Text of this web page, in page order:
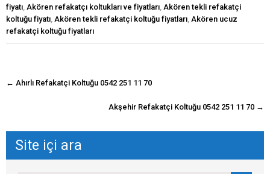
fiyatı Akören refakatçı koltukları ve fiyatları Akören tekli refakatçi
koltuğu fiyatı Akören tekli refakatçi koltuğu fiyatları Akören ucuz
refakatçi koltuğu fiyatları
navigasyon
← Ahırlı Refakatçi Koltuğu 0542 251 11 70
Akşehir Refakatçi Koltuğu 0542 251 11 70 →
Site içi ara